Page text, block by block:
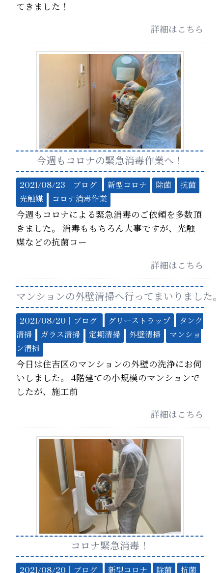
てきました！
詳細はこちら
今週もコロナの緊急消毒作業へ！
2021/08/23｜ ブログ 新型コロナ 除菌
抗菌
光触媒
コロナ消毒作業
今週もコロナによる緊急消毒のご依頼を多数頂
きました。 消毒ももちろん大事ですが、光触
媒などの抗菌コー
詳細はこちら
マンションの外壁清掃へ行ってまいりました
2021/08/20｜ ブログ グリーストラップ
タンク
清掃
ガラス清掃 定期清掃 外壁清掃
マンショ
ン清掃
今日は住吉区のマンションの外壁の洗浄にお伺
いしました。 4階建ての小規模のマンションで
したが、施工前
詳細はこちら
コロナ緊急消毒！
2021/08/20｜ ブログ 新型コロナ 除菌
抗菌